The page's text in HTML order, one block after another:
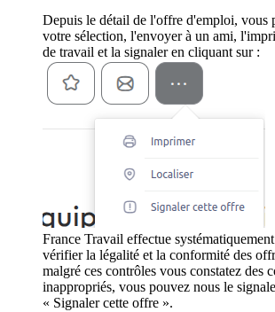
Depuis le détail de l'offre d'emploi, vous
votre sélection, l'envoyer à un ami,
de travail et la signaler en cliquant sur :
France Travail effectue
vérifier la légalité et la conformité des
malgré ces contrôles vous constatez des
inappropriés, vous pouvez nous le
« Signaler cette offre ».